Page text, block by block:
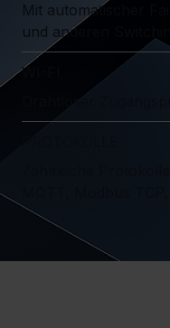
Mit automatischer
und anderen
WI-FI
Drahtloser